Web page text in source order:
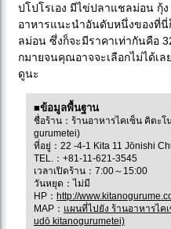
ปโปโรเอง มีไข่ปลาแชลม่อน กุ้
อาหารแนะนำอันดับหนึ่งของที่
ลม่อน ซึ่งก็จะมีราคาเท่ากันคือ
กมายจนคุณอาจจะเลือกไม่ได้เ
ดูนะ
■ข้อมูลพื้นฐาน
ชื่อร้าน：ร้านอาหารไคเซ็น คิตะโ
gurumetei)
ที่อยู่：22 -4-1 Kita 11 Jōnishi
TEL.：+81-11-621-3545
เวลาเปิดร้าน：7:00～15:00
วันหยุด：ไม่มี
HP： http://
MAP： แผนที่ไปยัง ร้านอาหารไค
udō kitanogurumetei)